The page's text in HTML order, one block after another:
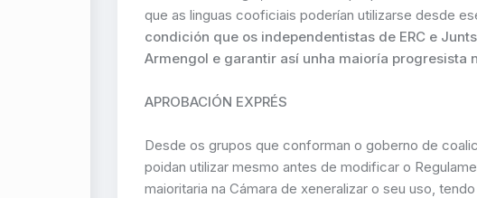
que as linguas cooficiais poderían utilizarse desde
condición que os independentistas de ERC e
Armengol e garantir así unha maioría progresista
APROBACIÓN EXPRÉS
Desde os grupos que conforman o goberno de
poidan utilizar mesmo antes de modificar o
maioritaria na Cámara de xeneralizar o seu uso,